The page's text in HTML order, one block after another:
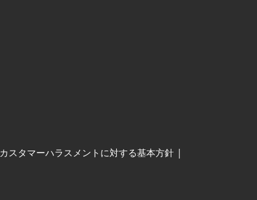
カスタマーハラスメントに対する基本方針